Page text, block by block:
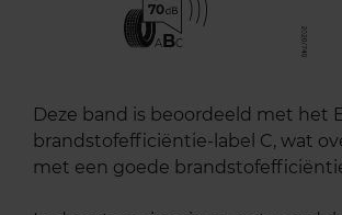
70
ABC
Deze band is beoordeeld met het
brandstofefficiëntie-label C, wat
met een goede